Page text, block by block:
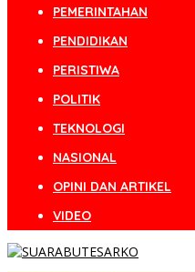
PEMERINTAHAN
PENDIDIKAN
PERISTIWA
POLITIK
TEKNOLOGI
NASIONAL
OPINI DAN ARTIKEL
VIDEO